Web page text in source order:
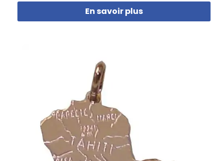
En savoir plus